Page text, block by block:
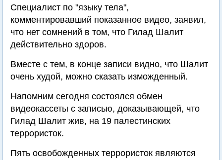
Специалист по "языку тела",
комментировавший показанное видео, заявил,
что нет сомнений в том, что Гилад Шалит
действительно здоров.
Вместе с тем, в конце записи видно, что Шалит
очень худой, можно сказать изможденный.
Напомним сегодня состоялся обмен
видеокассеты с записью, доказывающей, что
Гилад Шалит жив, на 19 палестинских
террористок.
Пять освобожденных террористок являются